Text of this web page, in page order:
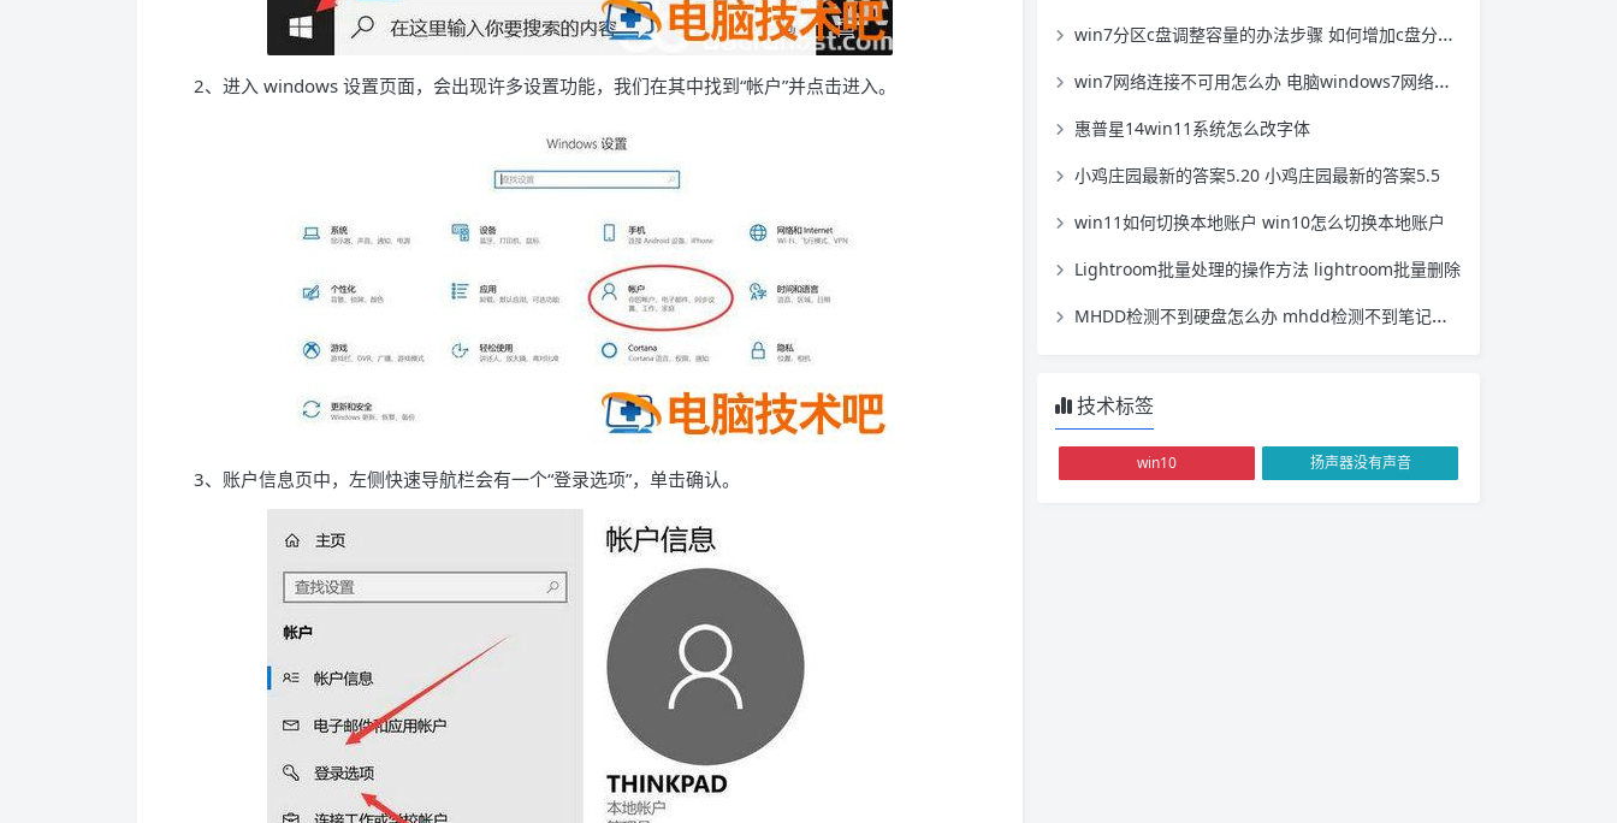
2、进入 windows 设置页面，会出现许多设置功能，我们在其中找到“帐户”并点击进入。
3、账户信息页中，左侧快速导航栏会有一个“登录选项”，单击确认。
win7分区c盘调整容量的办法步骤 如何增加c盘分区容量WIN7
win7网络连接不可用怎么办 电脑windows7网络连接不可用怎么办
惠普星14win11系统怎么改字体
小鸡庄园最新的答案5.20 小鸡庄园最新的答案5.5
win11如何切换本地账户 win10怎么切换本地账户
Lightroom批量处理的操作方法 lightroom批量删除
MHDD检测不到硬盘怎么办 mhdd检测不到笔记本硬盘
技术标签
win10 扬声器没有声音